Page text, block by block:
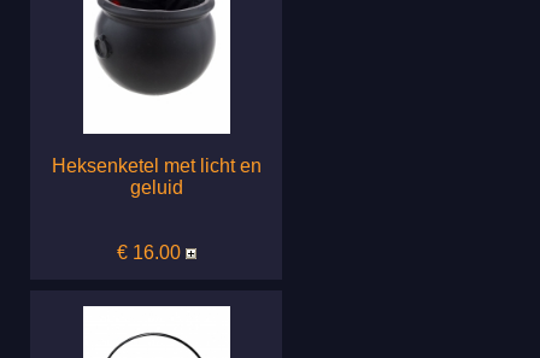
Heksenketel met licht en
geluid
€ 16.00